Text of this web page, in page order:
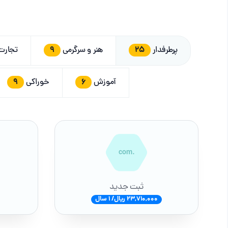
پرطرفدار 25 هنر و سرگرمی 9
آموزش 6 خوراکی 9
.com
ثبت جدید
23,710,000 ریال/ 1 سال